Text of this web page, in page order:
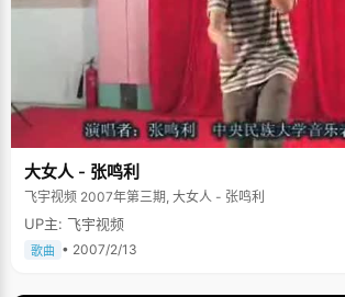
大女人 - 张鸣利
飞宇视频 2007年第三期, 大女人 - 张鸣利
UP主: 飞宇视频
歌曲 • 2007/2/13